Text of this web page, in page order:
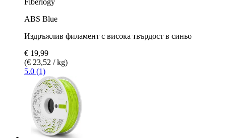
ABS Blue
Издръжлив филамент с висока твърдост в синьо
€ 19,99
(€ 23,52 / kg)
5.0 (1)